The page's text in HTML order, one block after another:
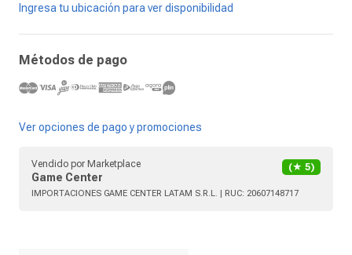
Ingresa tu ubicación para ver disponibilidad
Métodos de pago
Ver opciones de pago y promociones
Vendido por Marketplace
Game Center
(★ 5)
IMPORTACIONES GAME CENTER LATAM S.R.L. | RUC: 20607148717